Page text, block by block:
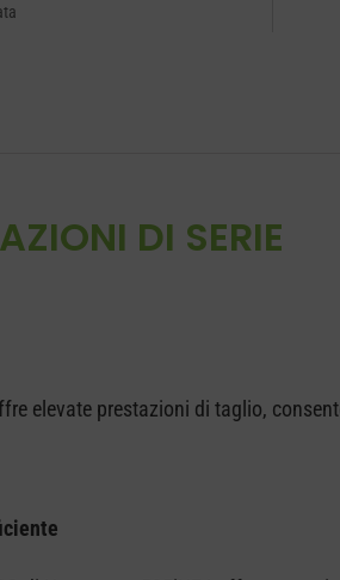
DI SERIE
elevate prestazioni di taglio,